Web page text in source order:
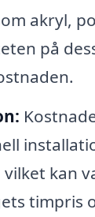
akryl,
på
kan
timpris